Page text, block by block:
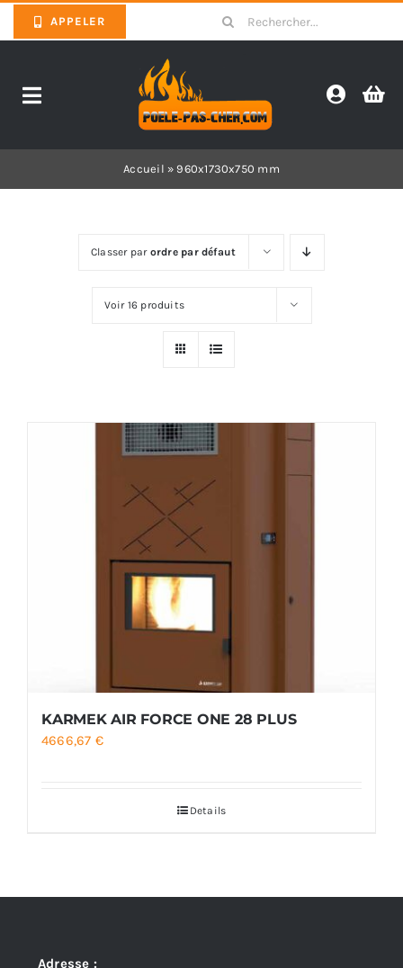
to
APPELER
Search
for:
Toggle
Accueil » 960x1730x750 mm
Classer par ordre par défaut
Voir 16 produits
KARMEK AIR FORCE ONE 28 PLUS
4666,67 €
Details
Adresse :